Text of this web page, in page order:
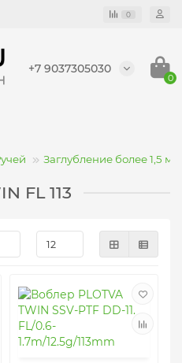
0
+7 9037305030
0
Заглубление более 1,5
FL 113